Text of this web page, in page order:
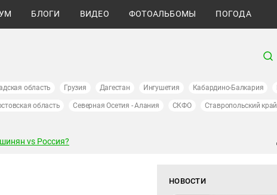
БЛОГИ ВИДЕО ФОТОАЛЬБОМЫ ПОГОДА
область Грузия Дагестан Ингушетия Кабардино-Балкария
область Северная Осетия - Алания СКФО Ставропольский край
vs Россия?
НОВОСТИ